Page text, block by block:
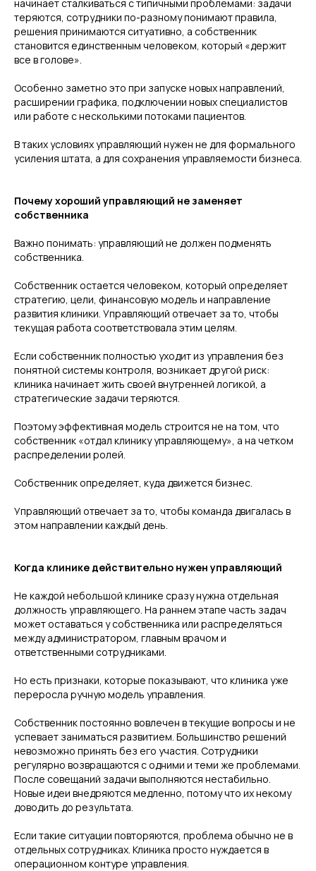
начинает сталкиваться с типичными проблемами: задачи
теряются, сотрудники по-разному понимают правила,
решения принимаются ситуативно, а собственник
становится единственным человеком, который «держит
все в голове».
Особенно заметно это при запуске новых направлений,
расширении графика, подключении новых специалистов
или работе с несколькими потоками пациентов.
В таких условиях управляющий нужен не для формального
усиления штата, а для сохранения управляемости бизнеса.
Почему хороший управляющий не заменяет
собственника
Важно понимать: управляющий не должен подменять
собственника.
Собственник остается человеком, который определяет
стратегию, цели, финансовую модель и направление
развития клиники. Управляющий отвечает за то, чтобы
текущая работа соответствовала этим целям.
Если собственник полностью уходит из управления без
понятной системы контроля, возникает другой риск:
клиника начинает жить своей внутренней логикой, а
стратегические задачи теряются.
Поэтому эффективная модель строится не на том, что
собственник «отдал клинику управляющему», а на четком
распределении ролей.
Собственник определяет, куда движется бизнес.
Управляющий отвечает за то, чтобы команда двигалась в
этом направлении каждый день.
Когда клинике действительно нужен управляющий
Не каждой небольшой клинике сразу нужна отдельная
должность управляющего. На раннем этапе часть задач
может оставаться у собственника или распределяться
между администратором, главным врачом и
ответственными сотрудниками.
Но есть признаки, которые показывают, что клиника уже
переросла ручную модель управления.
Собственник постоянно вовлечен в текущие вопросы и не
успевает заниматься развитием. Большинство решений
невозможно принять без его участия. Сотрудники
регулярно возвращаются с одними и теми же проблемами.
После совещаний задачи выполняются нестабильно.
Новые идеи внедряются медленно, потому что их некому
доводить до результата.
Если такие ситуации повторяются, проблема обычно не в
отдельных сотрудниках. Клиника просто нуждается в
операционном контуре управления.
#Свяжитесь с нами
ИНДИВИДУАЛЬНО
ПРОГРАММА ОБУЧЕНИЯ
ДЛЯ ВАШЕЙ КЛИНИКИ
Увеличим финансовый оборот ваших клиник
до 30% за счет привлечения застрахованных
пациентов по ДМС
Номер телефона
+7
Да
данных
Обсудить сотрудничество